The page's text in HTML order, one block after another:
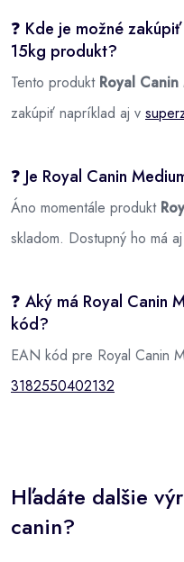
❓ Kde je možné
15kg produkt?
Tento produkt Royal
zakúpiť napríklad aj v
❓ Je Royal Canin
Áno momentále produkt
skladom. Dostupný ho má aj
❓ Aký má Royal Canin
kód?
EAN kód pre Royal Canin
3182550402132
Hľadáte dalšie
canin?